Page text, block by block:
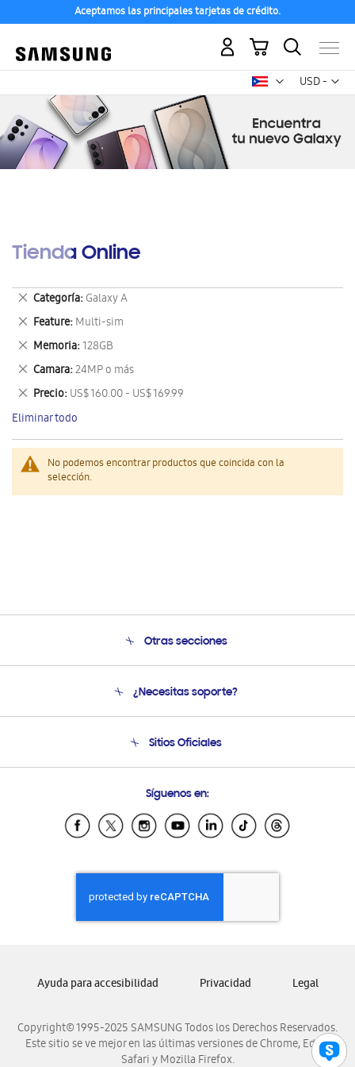
Aceptamos las principales tarjetas de crédito.
USD -
dólar
Mi carrito
Tienda Online
No podemos encontrar productos que coincida con la
selección.
Categoría Galaxy A
Eliminar
este
artículo
Feature Multi-sim
Eliminar
este
artículo
Memoria 128GB
Eliminar
este
artículo
Camara 24MP o más
Eliminar
este
artículo
Precio US$ 160.00 - US$ 169.99
Eliminar
este
artículo
Eliminar todo
Otras secciones
Soporte
Condiciones de Compra
¿Necesitas soporte?
Soporte vía eMail
Sitios Oficiales
Samsung Ecuador
Samsung El Salvador
Samsung Honduras
Samsung Nicaragua
Samsung Panamá
Samsung Venezuela
Síguenos en:
Copyright© 1995-2025 SAMSUNG Todos los Derechos Reservados.
Este sitio se ve mejor en las últimas versiones de Chrome, Edge,
Safari y Mozilla Firefox.
Ayuda para accesibilidad Privacidad Legal